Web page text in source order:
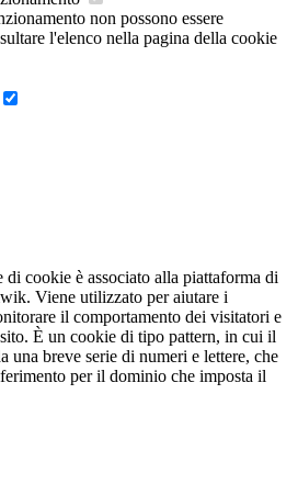
non possono essere
l'elenco nella pagina della cookie
di cookie è associato alla piattaforma di
Viene utilizzato per aiutare i
il comportamento dei visitatori e
È un cookie di tipo pattern, in cui il
una breve serie di numeri e lettere, che
per il dominio che imposta il